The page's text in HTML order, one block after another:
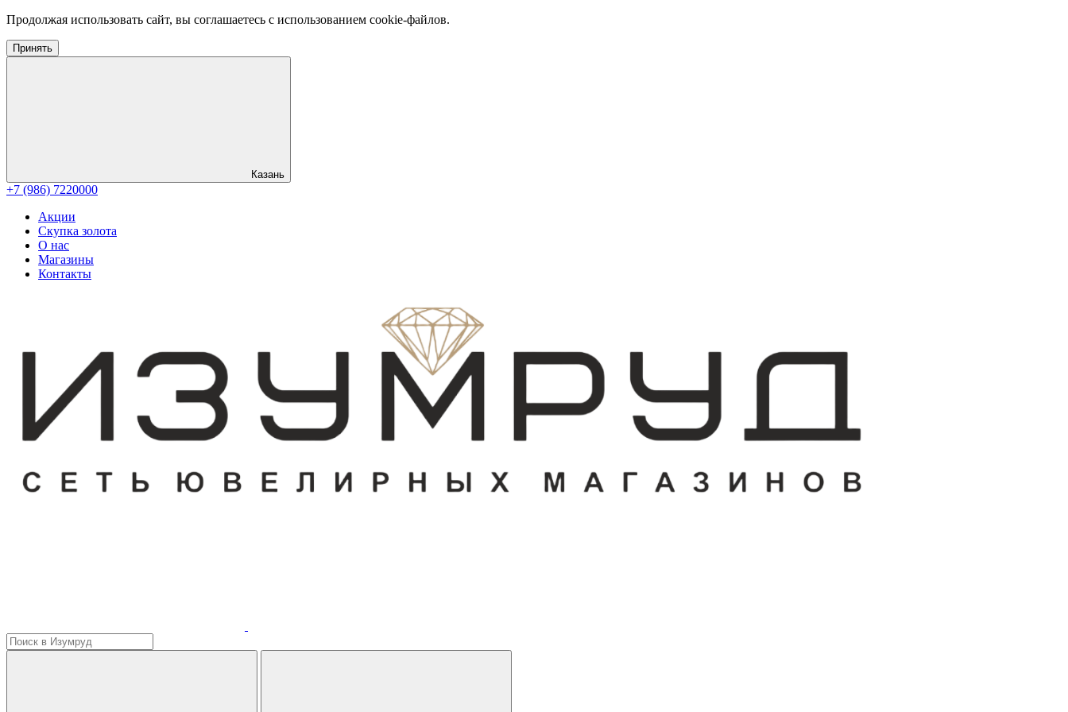
Продолжая использовать сайт, вы соглашаетесь с использованием cookie-файлов.
Принять
Казань
+7 (986) 7220000
Акции
Скупка золота
О нас
Магазины
Контакты